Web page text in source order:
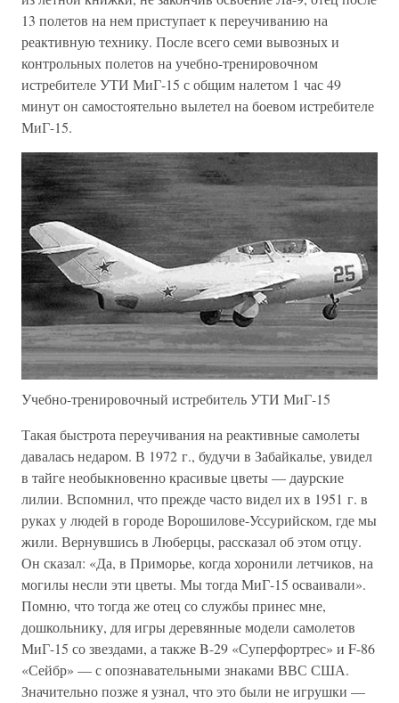
13 полетов на нем приступает к переучиванию на
реактивную технику. После всего семи вывозных и
контрольных полетов на учебно-тренировочном
истребителе УТИ МиГ-15 с общим налетом 1 час 49
минут он самостоятельно вылетел на боевом истребителе
МиГ-15.
Учебно-тренировочный истребитель УТИ МиГ-15
Такая быстрота переучивания на реактивные самолеты
давалась недаром. В 1972 г., будучи в Забайкалье, увидел
в тайге необыкновенно красивые цветы — даурские
лилии. Вспомнил, что прежде часто видел их в 1951 г. в
руках у людей в городе Ворошилове-Уссурийском, где мы
жили. Вернувшись в Люберцы, рассказал об этом отцу.
Он сказал: «Да, в Приморье, когда хоронили летчиков, на
могилы несли эти цветы. Мы тогда МиГ-15 осваивали».
Помню, что тогда же отец со службы принес мне,
дошкольнику, для игры деревянные модели самолетов
МиГ-15 со звездами, а также B-29 «Суперфортрес» и F-86
«Сейбр» — с опознавательными знаками ВВС США.
Значительно позже я узнал, что это были не игрушки —